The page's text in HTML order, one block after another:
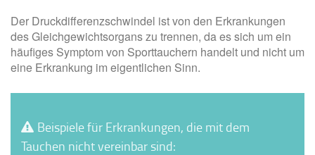
Der Druckdifferenzschwindel ist von den Erkrankungen
des Gleichgewichtsorgans zu trennen, da es sich um ein
häufiges Symptom von Sporttauchern handelt und nicht um
eine Erkrankung im eigentlichen Sinn.
Beispiele für Erkrankungen, die mit dem
Tauchen nicht vereinbar sind: